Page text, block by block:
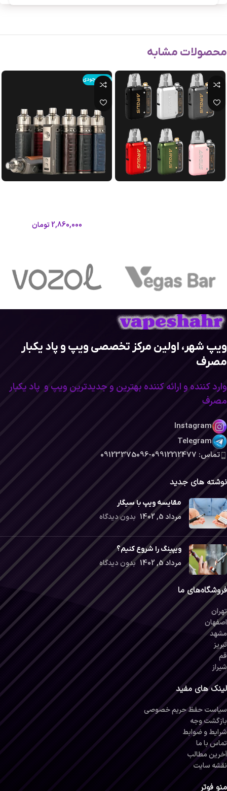
محصولات مشابه
اتمام موجودی
2,860,000 تومان
ویپ شهر، اولین مرکز تخصصی ویپ و پاد یکبار
مصرف
وارد کننده و ارائه کننده بهترین و جدیدترین ویپ و پاد یکبار
مصرف
Instagram
Telegram
تماس: 09912212477-09123375096
نوشته های جدید
مقایسه ویپ با سیگار
مرداد 5, 1402 بدون دیدگاه
ویپینگ را شروع کنیم؟
مرداد 5, 1402 بدون دیدگاه
فروشگاه‌های ما
تهران
اصفهان
مشهد
تبریز
قم
شیراز
لینک های مفید
سیاست حفظ حریم خصوصی
بازگشت وجه
شرایط و ضوابط
تماس با ما
آخرین مطالب
نقشه سایت
منو فوتر